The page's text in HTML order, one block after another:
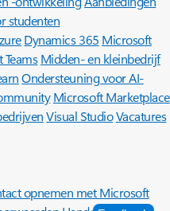
studenten
Dynamics 365 Microsoft
Midden- en kleinbedrijf
Ondersteuning voor AI-
Microsoft Marketplace
Visual StudioVacatures
opnemen met Microsoft